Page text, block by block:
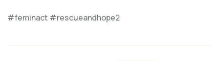
#feminact #rescueandhope2